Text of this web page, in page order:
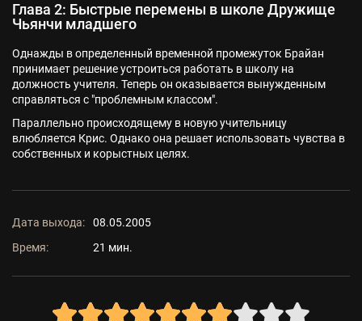
Глава 2: Быстрые перемены в школе Дружище
Чьянчи младшего
Однажды в определенный временной промежуток Брайан
принимает решение устроиться работать в школу на
должность учителя. Теперь он оказывается вынужденным
справляться с "проблемным классом".
Параллельно происходящему в новую учительницу
влюбляется Крис. Однако она решает использовать чувства в
собственных и корыстных целях.
Дата выхода:
08.05.2005
Время:
21 мин.